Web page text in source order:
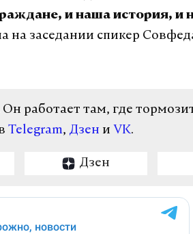
и наша история, и
на заседании спикер
Он работает там, где
Telegram, Дзен и VK.
Дзен